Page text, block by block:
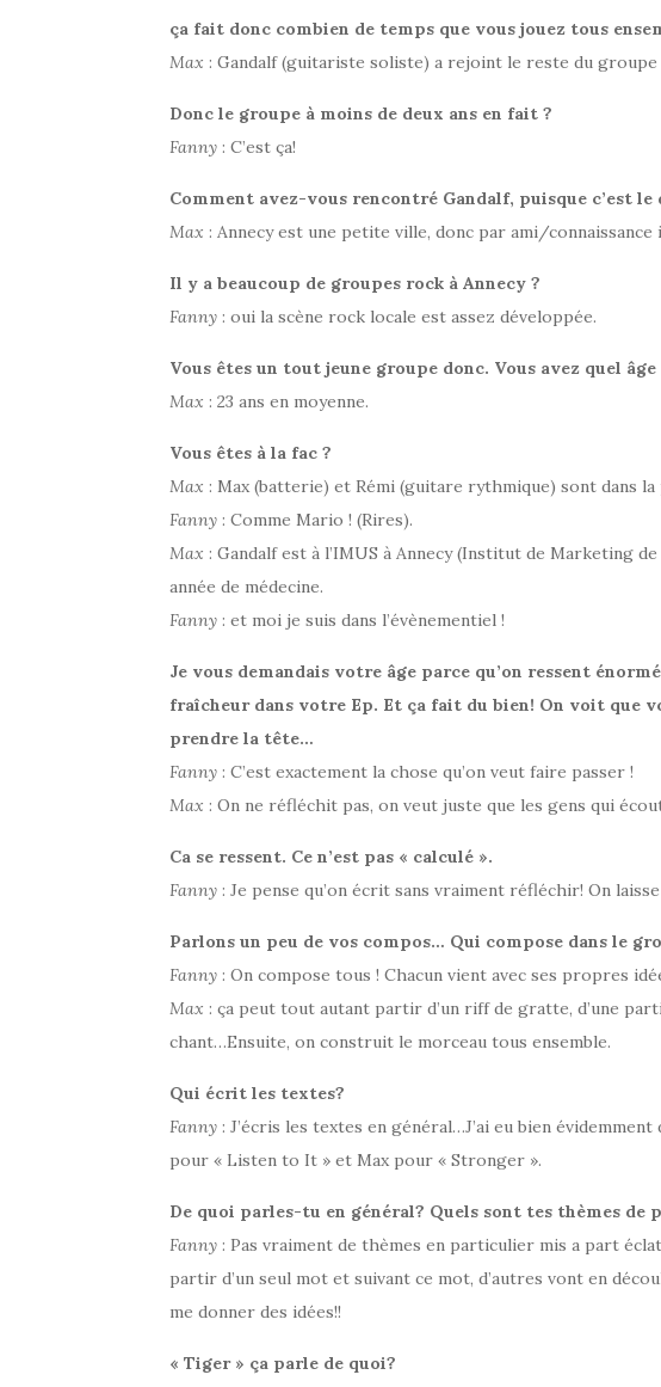
ça fait donc combien de temps que vous jouez tous
Max : Gandalf (guitariste soliste) a rejoint le reste du
Donc le groupe à moins de deux ans en fait ?
Fanny : C’est ça!
Comment avez-vous rencontré Gandalf, puisque c’est
Max : Annecy est une petite ville, donc par ami/
Il y a beaucoup de groupes rock à Annecy ?
Fanny : oui la scène rock locale est assez développée.
Vous êtes un tout jeune groupe donc. Vous avez quel âge
Max : 23 ans en moyenne.
Vous êtes à la fac ?
Max : Max (batterie) et Rémi (guitare rythmique) sont dans la
Fanny : Comme Mario ! (Rires).
Max : Gandalf est à l’IMUS à Annecy (Institut de Marketing
année de médecine.
Fanny : et moi je suis dans l’évènementiel !
Je vous demandais votre âge parce qu’on ressent
fraîcheur dans votre Ep. Et ça fait du bien! On voit que
prendre la tête…
Fanny : C’est exactement la chose qu’on veut faire passer !
Max : On ne réfléchit pas, on veut juste que les gens qui
Ca se ressent. Ce n’est pas « calculé ».
Fanny : Je pense qu’on écrit sans vraiment réfléchir! On
Parlons un peu de vos compos… Qui compose dans le
Fanny : On compose tous ! Chacun vient avec ses propres
Max : ça peut tout autant partir d’un riff de gratte, d’une
chant…Ensuite, on construit le morceau tous ensemble.
Qui écrit les textes?
Fanny : J’écris les textes en général…J’ai eu bien
pour « Listen to It » et Max pour « Stronger ».
De quoi parles-tu en général? Quels sont tes thèmes de
Fanny : Pas vraiment de thèmes en particulier mis a part
partir d’un seul mot et suivant ce mot, d’autres vont en
me donner des idées!!
« Tiger » ça parle de quoi?